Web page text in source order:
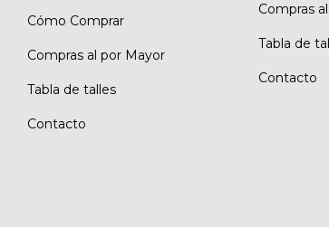
Cómo Comprar
Compras al por Mayor
Tabla de talles
Contacto
Compras
Tabla de
Contacto